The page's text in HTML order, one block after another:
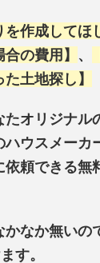
を作成してほ
の費用】 、
土地探し】
たオリジナル
ハウスメーカ
依頼できる無
かなか無いの
す。